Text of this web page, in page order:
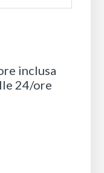
inclusa
24/ore